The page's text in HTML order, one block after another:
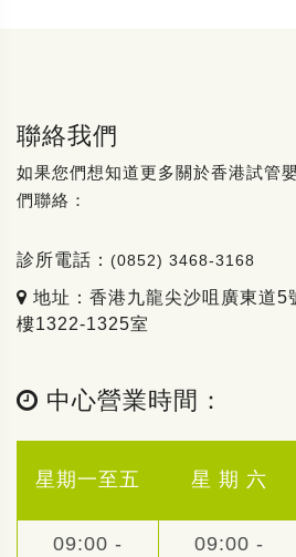
聯絡我們
如果您們想知道更多關於香港試管
們聯絡：
診所電話： (0852) 3468-3168
地址：香港九龍尖沙咀廣東道5
樓1322-1325室
中心營業時間：
星期一至五 星 期 六
09:00 - 09:00 -